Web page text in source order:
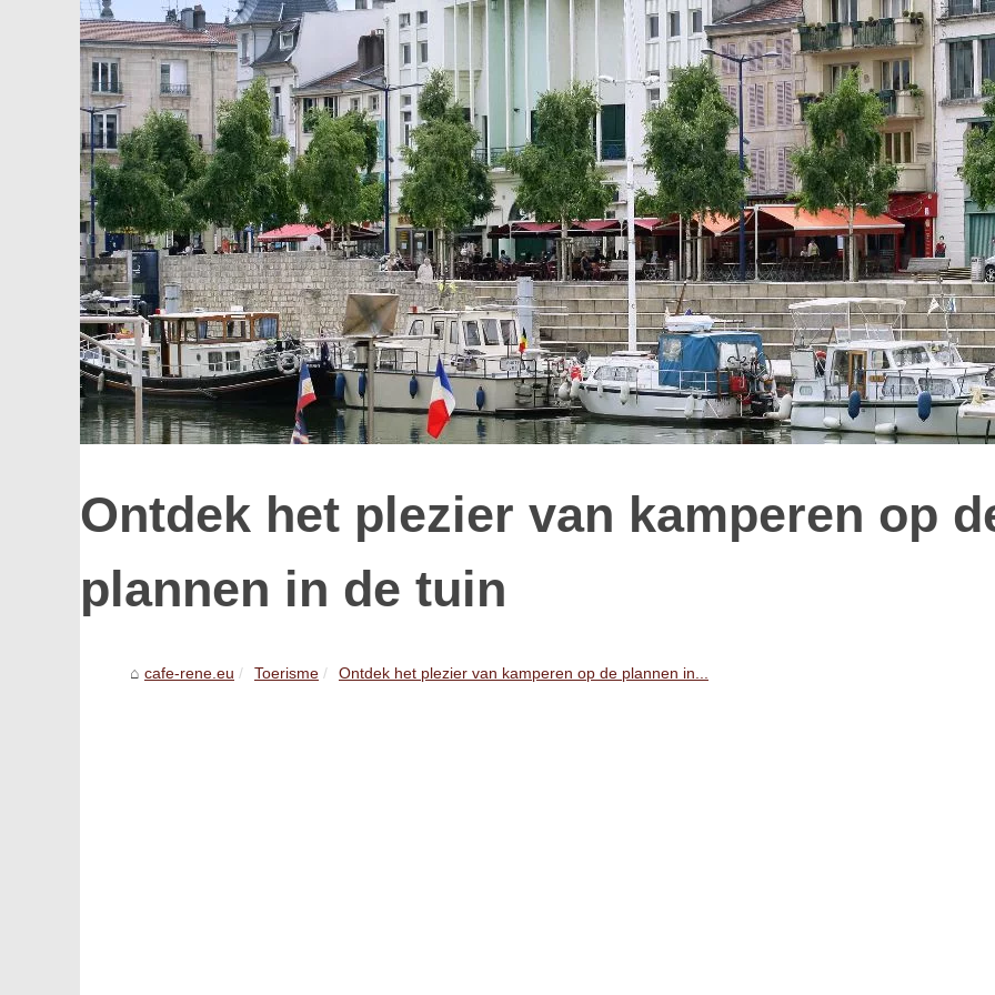
Ontdek het plezier van kamperen op
plannen in de tuin
cafe-rene.eu Toerisme Ontdek het plezier van kamperen op de plannen in...